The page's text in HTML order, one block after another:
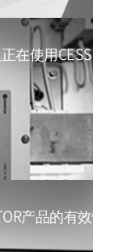
在使用CESS。
产品的有效性